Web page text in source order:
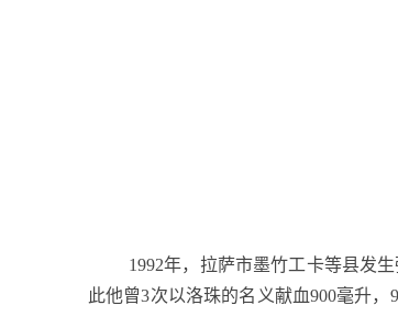
1992年，拉萨市墨竹工卡等县发
此他曾3次以洛珠的名义献血900毫升，